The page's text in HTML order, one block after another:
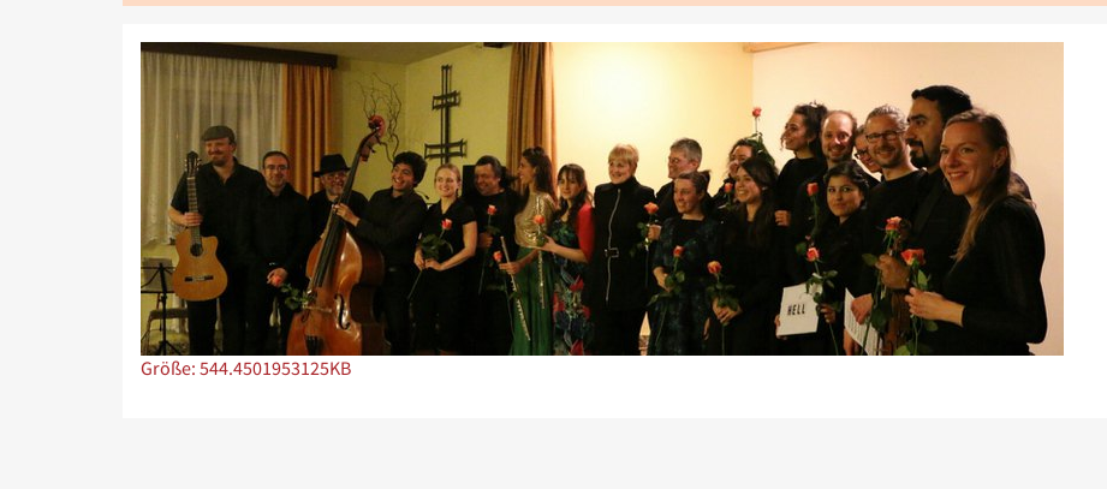
Zeige Bild in voller Größe…
Größe: 544.4501953125KB